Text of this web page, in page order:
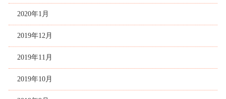
2020年1月
2019年12月
2019年11月
2019年10月